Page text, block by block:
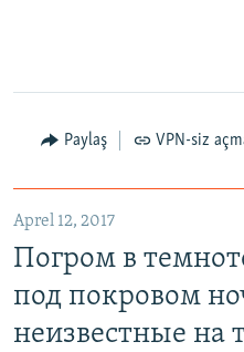
Paylaş VPN-siz
Aprel 12, 2017
Погром в
под покровом
неизвестные на